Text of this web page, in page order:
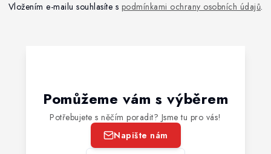
Vložením e-mailu souhlasíte s podmínkami ochrany osobních údajů.
Pomůžeme vám s výběrem
Potřebujete s něčím poradit? Jsme tu pro vás!
Napište nám